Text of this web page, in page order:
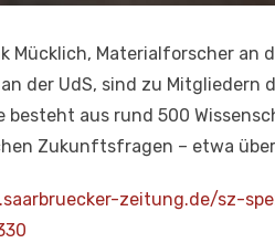
Mücklich, Materialforscher an
der UdS, sind zu
besteht aus rund 500
Zukunftsfragen – etwa
zeitung.de/sz-